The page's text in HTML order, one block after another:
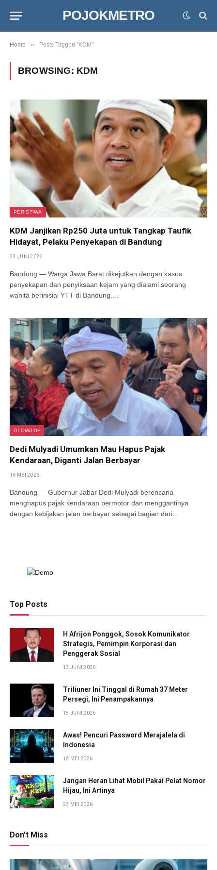
POJOKMETRO
Home » Posts Tagged "KDM"
BROWSING: KDM
PERISTIWA
KDM Janjikan Rp250 Juta untuk Tangkap Taufik
Hidayat, Pelaku Penyekapan di Bandung
23 JUNI 2026
Bandung — Warga Jawa Barat dikejutkan dengan kasus
penyekapan dan penyiksaan kejam yang dialami seorang
wanita berinisial YTT di Bandung.…
OTOMOTIF
Dedi Mulyadi Umumkan Mau Hapus Pajak
Kendaraan, Diganti Jalan Berbayar
16 MEI 2026
Bandung — Gubernur Jabar Dedi Mulyadi berencana
menghapus pajak kendaraan bermotor dan menggantinya
dengan kebijakan jalan berbayar sebagai bagian dari…
Top Posts
H Afrijon Ponggok, Sosok Komunikator
Strategis, Pemimpin Korporasi dan
Penggerak Sosial
13 JUNI 2026
Triliuner Ini Tinggal di Rumah 37 Meter
Persegi, Ini Penampakannya
15 JUNI 2026
Awas! Pencuri Password Merajalela di
Indonesia
18 MEI 2026
Jangan Heran Lihat Mobil Pakai Pelat Nomor
Hijau, Ini Artinya
23 MEI 2026
Don't Miss